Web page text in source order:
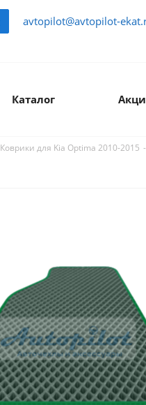
avtopilot@avtopilot-
Каталог
Коврики для Kia Optima 2010-2015 -